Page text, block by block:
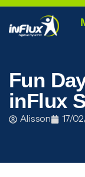
Fun
inFlux
Alisson 17/